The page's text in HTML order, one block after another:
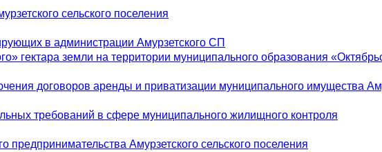
сельского поселения
в администрации Амурзетского СП
гектара земли на территории муниципального образования
договоров аренды и приватизации муниципального имущества
требований в сфере муниципального жилищного контроля
предпринимательства Амурзетского сельского поселения